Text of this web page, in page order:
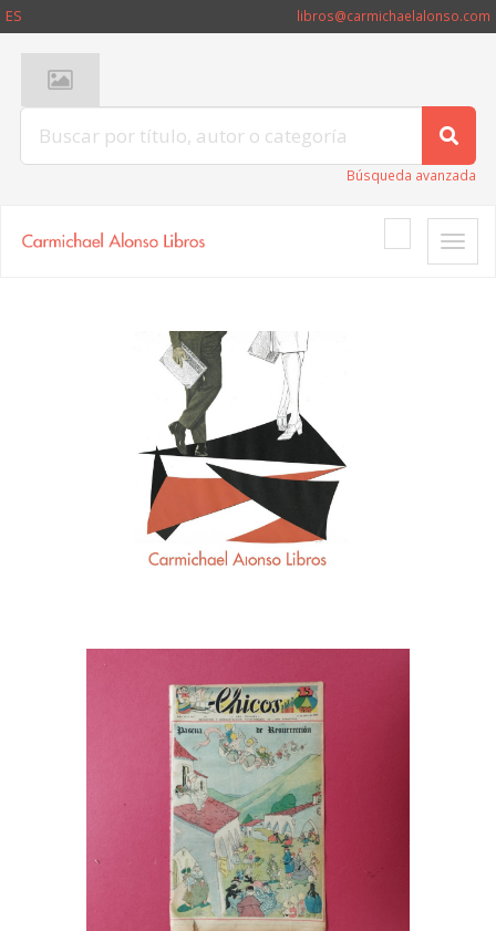
ES libros@carmichaelalonso.com
Búsqueda avanzada
Toggle